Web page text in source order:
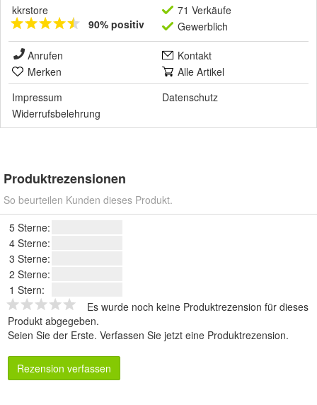
kkrstore
90% positiv
71 Verkäufe
Gewerblich
Anrufen
Kontakt
Merken
Alle Artikel
Impressum
Datenschutz
Widerrufsbelehrung
Produktrezensionen
So beurteilen Kunden dieses Produkt.
5 Sterne:
4 Sterne:
3 Sterne:
2 Sterne:
1 Stern:
Es wurde noch keine Produktrezension für dieses
Produkt abgegeben.
Seien Sie der Erste. Verfassen Sie jetzt eine Produktrezension.
Rezension verfassen